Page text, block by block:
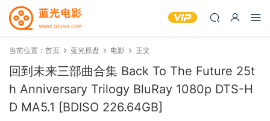
当前位置： 首页 蓝光原盘 电影 正文
回到未来三部曲合集 Back To The Future 25t
h Anniversary Trilogy BluRay 1080p DTS-H
D MA5.1 [BDISO 226.64GB]